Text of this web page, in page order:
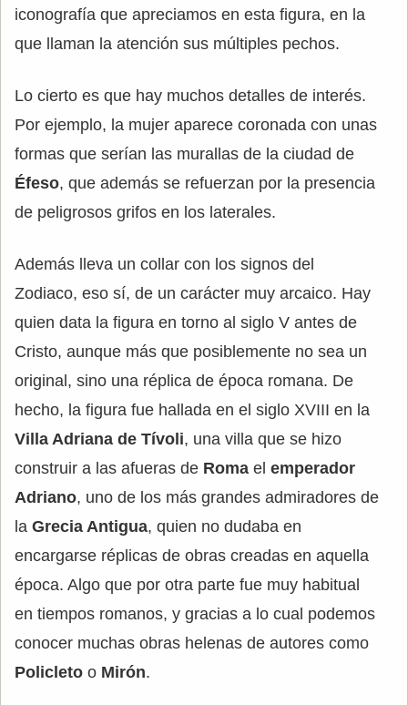
iconografía que apreciamos en esta figura, en la
que llaman la atención sus múltiples pechos.
Lo cierto es que hay muchos detalles de interés.
Por ejemplo, la mujer aparece coronada con unas
formas que serían las murallas de la ciudad de
Éfeso, que además se refuerzan por la presencia
de peligrosos grifos en los laterales.
Además lleva un collar con los signos del
Zodiaco, eso sí, de un carácter muy arcaico. Hay
quien data la figura en torno al siglo V antes de
Cristo, aunque más que posiblemente no sea un
original, sino una réplica de época romana. De
hecho, la figura fue hallada en el siglo XVIII en la
Villa Adriana de Tívoli, una villa que se hizo
construir a las afueras de Roma el emperador
Adriano, uno de los más grandes admiradores de
la Grecia Antigua, quien no dudaba en
encargarse réplicas de obras creadas en aquella
época. Algo que por otra parte fue muy habitual
en tiempos romanos, y gracias a lo cual podemos
conocer muchas obras helenas de autores como
Policleto o Mirón.